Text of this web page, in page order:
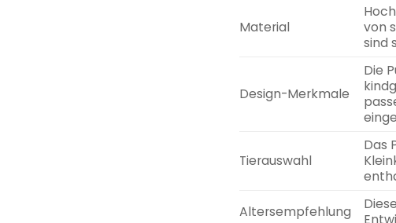
Material
von
sind
Design-Merkmale
Die
Tierauswahl
Das
Altersempfehlung